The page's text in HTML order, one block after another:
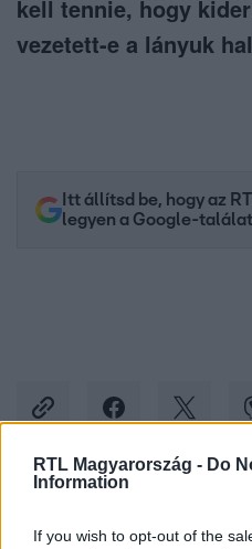
RTL Magyarország - Do
Information
If you wish to opt-out of the
kell tennie, hogy
vezetett-e a lányuk
Itt állítsd be, hogy az
legyen a Google-
Facebookon is!